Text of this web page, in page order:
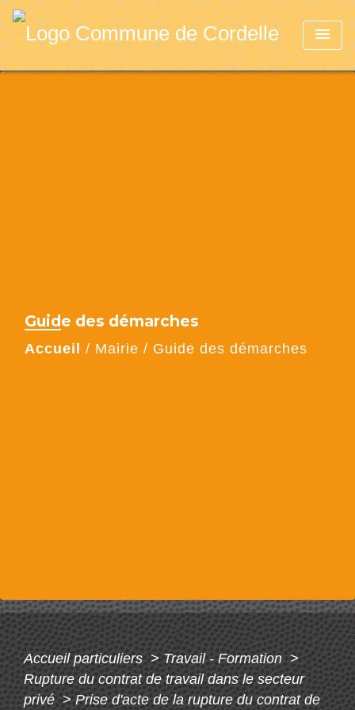
menu
Guide des démarches
Accueil / Mairie / Guide des démarches
Accueil particuliers> Travail - Formation>
Rupture du contrat de travail dans le secteur
privé> Prise d'acte de la rupture du contrat de